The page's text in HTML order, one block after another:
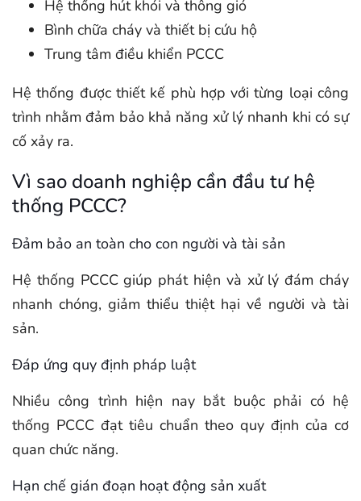
Hệ thống hút khói và thông gió
Bình chữa cháy và thiết bị cứu hộ
Trung tâm điều khiển PCCC
Hệ thống được thiết kế phù hợp với từng loại công
trình nhằm đảm bảo khả năng xử lý nhanh khi có sự
cố xảy ra.
Vì sao doanh nghiệp cần đầu tư hệ
thống PCCC?
Đảm bảo an toàn cho con người và tài sản
Hệ thống PCCC giúp phát hiện và xử lý đám cháy
nhanh chóng, giảm thiểu thiệt hại về người và tài
sản.
Đáp ứng quy định pháp luật
Nhiều công trình hiện nay bắt buộc phải có hệ
thống PCCC đạt tiêu chuẩn theo quy định của cơ
quan chức năng.
Hạn chế gián đoạn hoạt động sản xuất